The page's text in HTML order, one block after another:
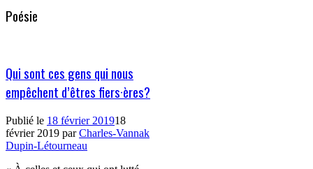
Poésie
Qui sont ces gens qui nous
empêchent d’êtres fiers·ères?
Publié le 18 février 201918
février 2019 parCharles-Vannak
Dupin-Létourneau